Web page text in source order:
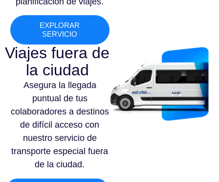
EXPLORAR
SERVICIO
Viajes fuera de
la ciudad
Asegura la llegada
puntual de tus
colaboradores a destinos
de difícil acceso con
nuestro servicio de
transporte especial fuera
de la ciudad.